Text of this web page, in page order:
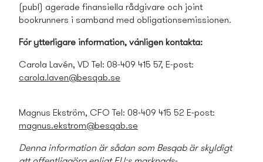
(publ) agerade finansiella rådgivare och joint
bookrunners i samband med obligationsemissionen.
För ytterligare information, vänligen kontakta:
Carola Lavén, VD Tel: 08-409 415 57, E-post:
carola.laven@besqab.se
Magnus Ekström, CFO Tel: 08-409 415 52 E-post:
magnus.ekstrom@besqab.se
Denna information är sådan som Besqab är skyldigt